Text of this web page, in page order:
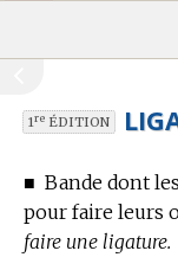
1reÉDITION
■ Bande dont
pour faire leurs
faire une ligature.